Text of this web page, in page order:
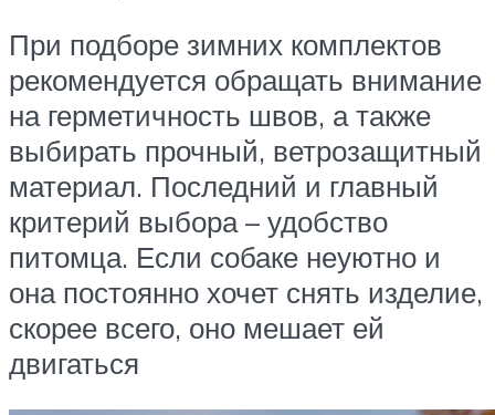
При подборе зимних комплектов
рекомендуется обращать внимание
на герметичность швов, а также
выбирать прочный, ветрозащитный
материал. Последний и главный
критерий выбора – удобство
питомца. Если собаке неуютно и
она постоянно хочет снять изделие,
скорее всего, оно мешает ей
двигаться